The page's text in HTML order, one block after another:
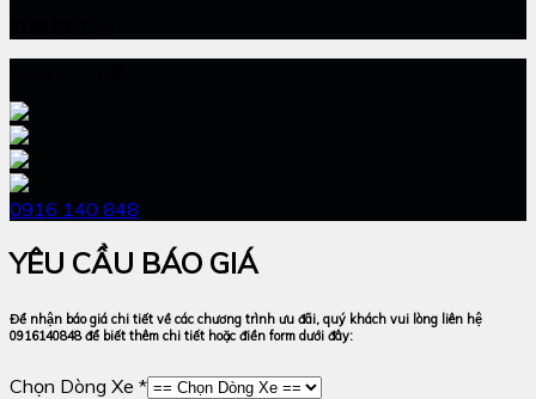
0916 140 848
YÊU CẦU BÁO GIÁ
Để nhận báo giá chi tiết về các chương trình ưu đãi, quý khách vui lòng liên hệ
0916140848 để biết thêm chi tiết hoặc điền form dưới đây:
Chọn Dòng Xe *